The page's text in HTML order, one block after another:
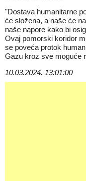
"Dostava humanitarne
će složena, a naše će
naše napore kako bi
Ovaj pomorski koridor
se poveća protok
Gazu kroz sve moguće
10.03.2024. 13:01:00